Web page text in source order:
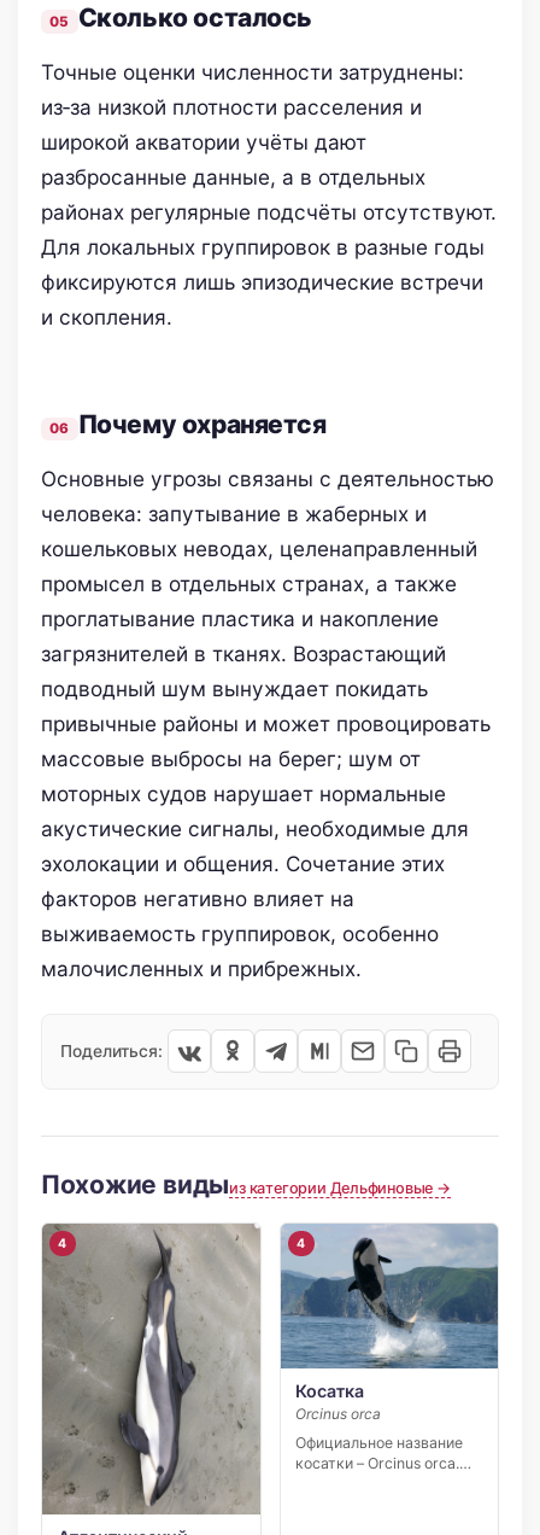
Сколько осталось
Точные оценки численности затруднены:
из‑за низкой плотности расселения и
широкой акватории учёты дают
разбросанные данные, а в отдельных
районах регулярные подсчёты отсутствуют.
Для локальных группировок в разные годы
фиксируются лишь эпизодические встречи
и скопления.
Почему охраняется
Основные угрозы связаны с деятельностью
человека: запутывание в жаберных и
кошельковых неводах, целенаправленный
промысел в отдельных странах, а также
проглатывание пластика и накопление
загрязнителей в тканях. Возрастающий
подводный шум вынуждает покидать
привычные районы и может провоцировать
массовые выбросы на берег; шум от
моторных судов нарушает нормальные
акустические сигналы, необходимые для
эхолокации и общения. Сочетание этих
факторов негативно влияет на
выживаемость группировок, особенно
малочисленных и прибрежных.
Поделиться:
Похожие видыиз категории Дельфиновые →
4 4
Косатка
Orcinus orca
Официальное название
косатки – Orcinus orca.